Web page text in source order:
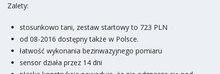
Zalety:
stosunkowo tani, zestaw startowy to 723 PLN
od 08-2016 dostępny także w Polsce.
łatwość wykonania bezinwazyjnego pomiaru
sensor działa przez 14 dni